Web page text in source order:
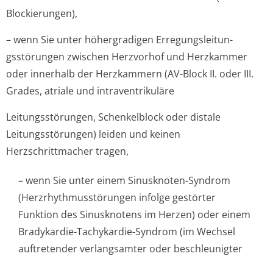
Blockierungen),
– wenn Sie unter höhergradigen Erregungsleitun­
gsstörungen zwischen Herzvorhof und Herzkammer
oder innerhalb der Herzkammern (AV-Block II. oder III.
Grades, atriale und intraventrikuläre
Leitungsstörungen, Schenkelblock oder distale
Leitungsstörungen) leiden und keinen
Herzschrittmacher tragen,
– wenn Sie unter einem Sinusknoten-Syndrom
(Herzrhythmus­störungen infolge gestörter
Funktion des Sinusknotens im Herzen) oder einem
Bradykardie-Tachykardie-Syndrom (im Wechsel
auftretender verlangsamter oder beschleunigter